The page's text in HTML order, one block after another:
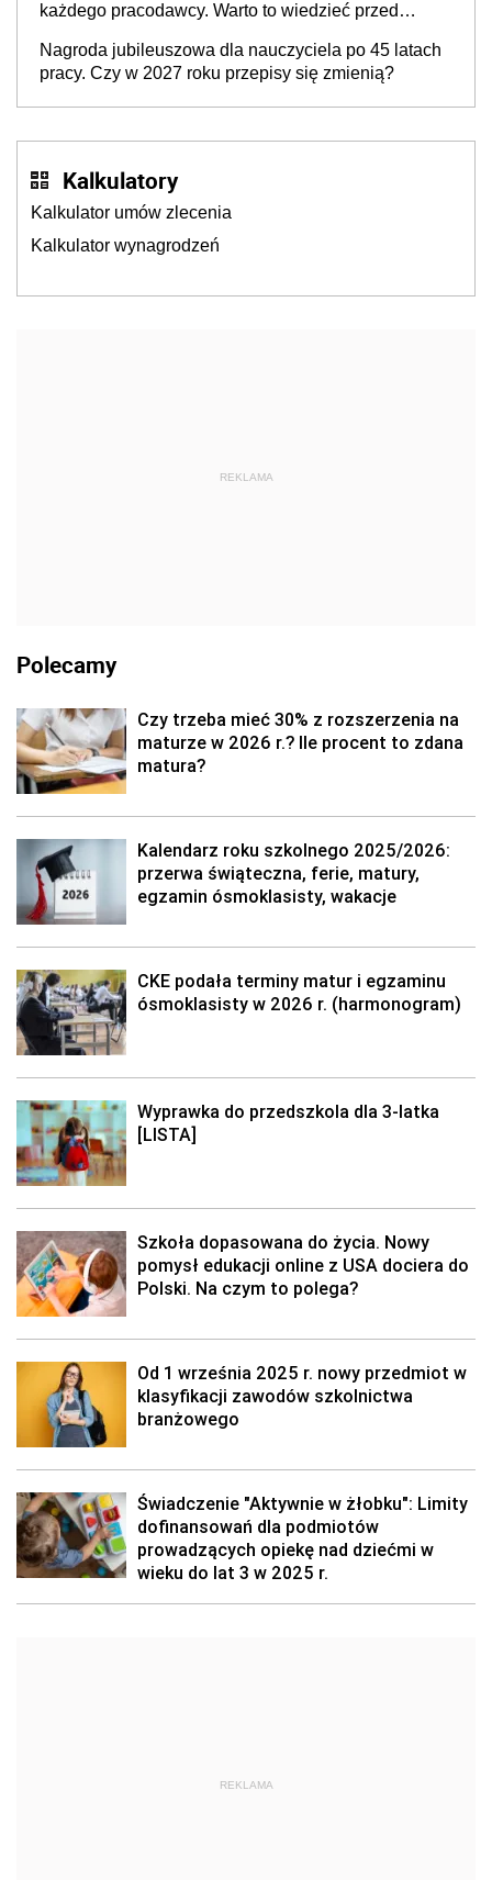
każdego pracodawcy. Warto to wiedzieć przed
Nagroda jubileuszowa dla nauczyciela po 45 latach
pracy. Czy w 2027 roku przepisy się zmienią?
Kalkulatory
Kalkulator umów zlecenia
Kalkulator wynagrodzeń
REKLAMA
Polecamy
Czy trzeba mieć 30% z rozszerzenia na
maturze w 2026 r.? Ile procent to zdana
matura?
Kalendarz roku szkolnego 2025/2026:
przerwa świąteczna, ferie, matury,
egzamin ósmoklasisty, wakacje
CKE podała terminy matur i egzaminu
ósmoklasisty w 2026 r. (harmonogram)
Wyprawka do przedszkola dla 3-latka
[LISTA]
Szkoła dopasowana do życia. Nowy
pomysł edukacji online z USA dociera do
Polski. Na czym to polega?
Od 1 września 2025 r. nowy przedmiot w
klasyfikacji zawodów szkolnictwa
branżowego
Świadczenie "Aktywnie w żłobku": Limity
dofinansowań dla podmiotów
prowadzących opiekę nad dziećmi w
wieku do lat 3 w 2025 r.
REKLAMA